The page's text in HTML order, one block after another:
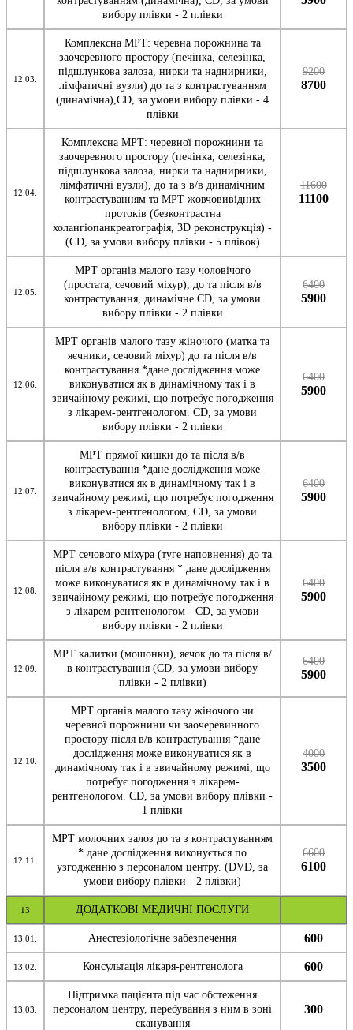
вибору плівки - 2 плівки
12.03.
Комплексна МРТ: черевна порожнина та
заочеревного простору (печінка, селезінка,
підшлункова залоза, нирки та наднирники,
лімфатичні вузли) до та з контрастуванням
(динамічна),СD, за умови вибору плівки - 4
плівки
9200
8700
12.04.
Комплексна МРТ: черевної порожнини та
заочеревного простору (печінка, селезінка,
підшлункова залоза, нирки та наднирники,
лімфатичні вузли), до та з в/в динамічним
контрастуванням та МРТ жовчовивідних
протоків (безконтрастна
холангіопанкреатографія, 3D реконструкція) -
(СD, за умови вибору плівки - 5 плівок)
11600
11100
12.05.
МРТ органів малого тазу чоловічого
(простата, сечовий міхур), до та після в/в
контрастування, динамічне CD, за умови
вибору плівки - 2 плівки
6400
5900
12.06.
МРТ органів малого тазу жіночого (матка та
яєчники, сечовий міхур) до та після в/в
контрастування *дане дослідження може
виконуватися як в динамічному так і в
звичайному режимі, що потребує погодження
з лікарем-рентгенологом. CD, за умови
вибору плівки - 2 плівки
6400
5900
12.07.
МРТ прямої кишки до та після в/в
контрастування *дане дослідження може
виконуватися як в динамічному так і в
звичайному режимі, що потребує погодження
з лікарем-рентгенологом, CD, за умови
вибору плівки - 2 плівки
6400
5900
12.08.
МРТ сечового міхура (туге наповнення) до та
після в/в контрастування * дане дослідження
може виконуватися як в динамічному так і в
звичайному режимі, що потребує погодження
з лікарем-рентгенологом - CD, за умови
вибору плівки - 2 плівки
6400
5900
12.09.
МРТ калитки (мошонки), яєчок до та після в/
в контрастування (CD, за умови вибору
плівки - 2 плівки)
6400
5900
12.10.
МРТ органів малого тазу жіночого чи
черевної порожнини чи заочеревинного
простору після в/в контрастування *дане
дослідження може виконуватися як в
динамічному так і в звичайному режимі, що
потребує погодження з лікарем-
рентгенологом. CD, за умови вибору плівки -
1 плівки
4000
3500
12.11.
МРТ молочних залоз до та з контрастуванням
* дане дослідження виконується по
узгодженню з персоналом центру. (DVD, за
умови вибору плівки - 2 плівки)
6600
6100
13 ДОДАТКОВІ МЕДИЧНІ ПОСЛУГИ
13.01. Анестезіологічне забезпечення 600
13.02. Консультація лікаря-рентгенолога 600
13.03.
Підтримка пацієнта під час обстеження
персоналом центру, перебування з ним в зоні
сканування
300